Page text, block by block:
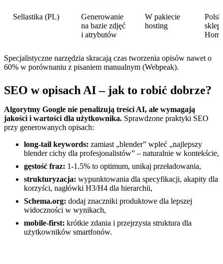
Sellastika (PL)
Generowanie
na bazie zdjęć
i atrybutów
W pakiecie
hosting
Specjalistyczne narzędzia skracają czas tworzenia opisów nawet o
60% w porównaniu z pisaniem manualnym (Webpeak).
SEO w opisach AI – jak to robić dobrze?
Algorytmy Google nie penalizują treści AI, ale wymagają
jakości i wartości dla użytkownika. Sprawdzone praktyki SEO
przy generowanych opisach:
long-tail keywords: zamiast „blender” wpleć „najlepszy
blender cichy dla profesjonalistów” – naturalnie w kontekście,
gęstość fraz: 1-1.5% to optimum, unikaj przeładowania,
strukturyzacja: wypunktowania dla specyfikacji, akapity dla
korzyści, nagłówki H3/H4 dla hierarchii,
Schema.org: dodaj znaczniki produktowe dla lepszej
widoczności w wynikach,
mobile-first: krótkie zdania i przejrzysta struktura dla
użytkowników smartfonów.